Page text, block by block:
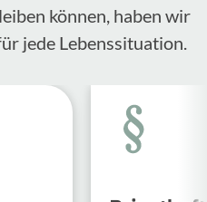
können, haben wir
jede Lebenssituation.